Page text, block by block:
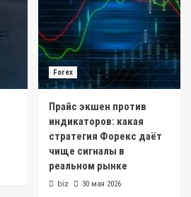
Forex
Прайс экшен против
индикаторов: какая
стратегия Форекс даёт
чище сигналы в
реальном рынке
biz 30 мая 2026